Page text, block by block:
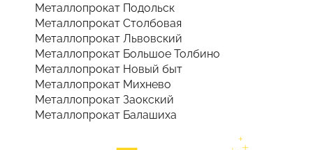
Металлопрокат Подольск
Металлопрокат Столбовая
Металлопрокат Львовский
Металлопрокат Большое Толбино
Металлопрокат Новый быт
Металлопрокат Михнево
Металлопрокат Заокский
Металлопрокат Балашиха